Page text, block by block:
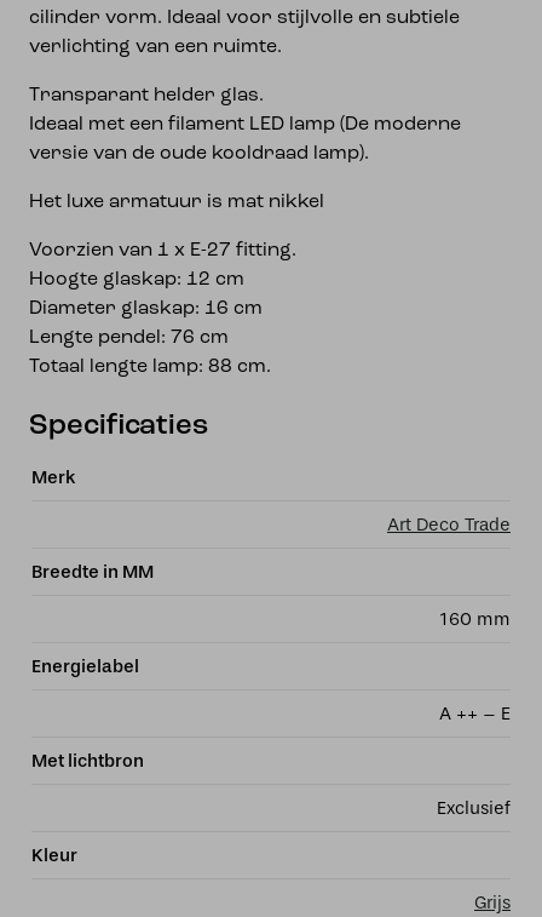
cilinder vorm. Ideaal voor stijlvolle en subtiele
verlichting van een ruimte.
Transparant helder glas.
Ideaal met een filament LED lamp (De moderne
versie van de oude kooldraad lamp).
Het luxe armatuur is mat nikkel
Voorzien van 1 x E-27 fitting.
Hoogte glaskap: 12 cm
Diameter glaskap: 16 cm
Lengte pendel: 76 cm
Totaal lengte lamp: 88 cm.
Specificaties
Merk
Art Deco Trade
Breedte in MM
160 mm
Energielabel
A ++ – E
Met lichtbron
Exclusief
Kleur
Grijs